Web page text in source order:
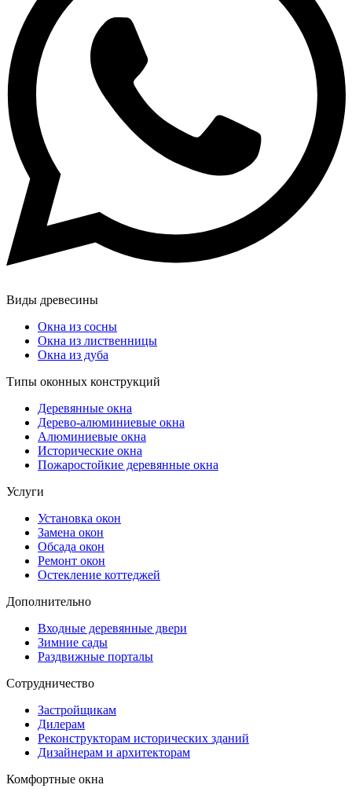
Виды древесины
Окна из сосны
Окна из лиственницы
Окна из дуба
Типы оконных конструкций
Деревянные окна
Дерево-алюминиевые окна
Алюминиевые окна
Исторические окна
Пожаростойкие деревянные окна
Услуги
Установка окон
Замена окон
Обсада окон
Ремонт окон
Остекление коттеджей
Дополнительно
Входные деревянные двери
Зимние сады
Раздвижные порталы
Сотрудничество
Застройщикам
Дилерам
Реконструкторам исторических зданий
Дизайнерам и архитекторам
Комфортные окна